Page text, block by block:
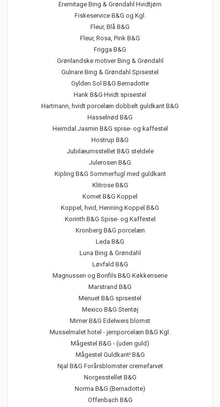
Eremitage Bing & Grøndahl Hvidtjørn
Fiskeservice B&G og Kgl.
Fleur, Blå B&G
Fleur, Rosa, Pink B&G
Frigga B&G
Grønlandske motiver Bing & Grøndahl
Gulnare Bing & Grøndahl Spisestel
Gylden Sol B&G Bernadotte
Hank B&G Hvidt spisestel
Hartmann, hvidt porcelæn dobbelt guldkant B&G
Hasselnød B&G
Heimdal Jasmin B&G spise- og kaffestel
Hostrup B&G
Jubilæumsstellet B&G steldele
Julerosen B&G
Kipling B&G Sommerfugl med guldkant
Klitrose B&G
Komet B&G Koppel
Koppel, hvid, Henning Koppel B&G
Korinth B&G Spise- og Kaffestel
Kronberg B&G porcelæn
Leda B&G
Luna Bing & Grøndahl
Løvfald B&G
Magnussen og Bonfils B&G Køkkenserie
Marstrand B&G
Menuet B&G spisestel
Mexico B&G Stentøj
Mimer B&G Edelweis blomst
Musselmalet hotel - jernporcelæn B&G Kgl.
Mågestel B&G - (uden guld)
Mågestel Guldkant! B&G
Njal B&G Forårsblomster cremefarvet
Norgesstellet B&G
Norma B&G (Bernadotte)
Offenbach B&G